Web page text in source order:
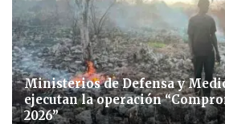
Ministerios de Defensa y
ejecutan la operación
2026”